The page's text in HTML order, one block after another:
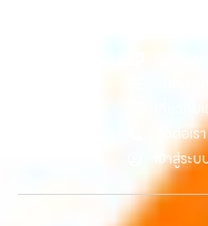
บางแค, วัชรพล, รามอินทรา, บางนา,
วังหิน อย่างเต็มที่ ไม่ว่าคุณจะค้นหาคำ
โทรศัพท์มือสองกรุงเทพ”, “ขาย iPad ไ
ถึงที่”, หรือ “รับซื้อ Samsung มือสอง
บริการของเรามุ่งตรงให้คุณได้รับราคา
เลือกเราแล้วคุณจะได้บริการที่คุณไว้ว
ความสะดวก นัดรับถึงที่ ตรวจสภาพอย่
ทั้งหมดนี้เพื่อให้การขายอุปกรณ์ของคุณ
และคุ้มค่ากว่า ทำไมต้องเลือกเรา ผู้เชี่
iPhone, Samsung, ไอแพด แท็บเล็ตทุ
ทันที โดยเน้นบริการในพื้นที่ ลาดพร้าว,
วัชรพล, รามอินทรา, รวมถึง บางนา,
เกี่ยวกับ
ติดต่อเรา
เข้าสู่ระบ